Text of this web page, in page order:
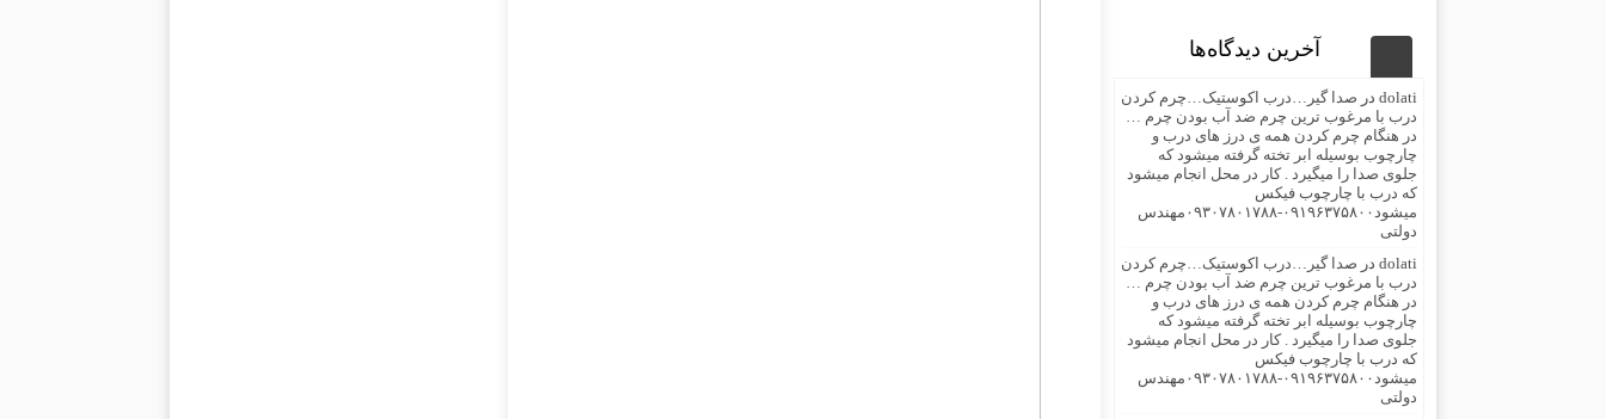
آخرین دیدگاه‌ها
dolati در صدا گیر…درب اکوستیک…چرم کردن
درب با مرغوب ترین چرم ضد آب بودن چرم …
در هنگام چرم کردن همه ی درز های درب و
چارچوب بوسیله ابر تخته گرفته میشود که
جلوی صدا را میگیرد . کار در محل انجام میشود
که درب با چارچوب فیکس
میشود۰۹۱۹۶۳۷۵۸۰۰-۰۹۳۰۷۸۰۱۷۸۸مهندس
دولتی
dolati در صدا گیر…درب اکوستیک…چرم کردن
درب با مرغوب ترین چرم ضد آب بودن چرم …
در هنگام چرم کردن همه ی درز های درب و
چارچوب بوسیله ابر تخته گرفته میشود که
جلوی صدا را میگیرد . کار در محل انجام میشود
که درب با چارچوب فیکس
میشود۰۹۱۹۶۳۷۵۸۰۰-۰۹۳۰۷۸۰۱۷۸۸مهندس
دولتی